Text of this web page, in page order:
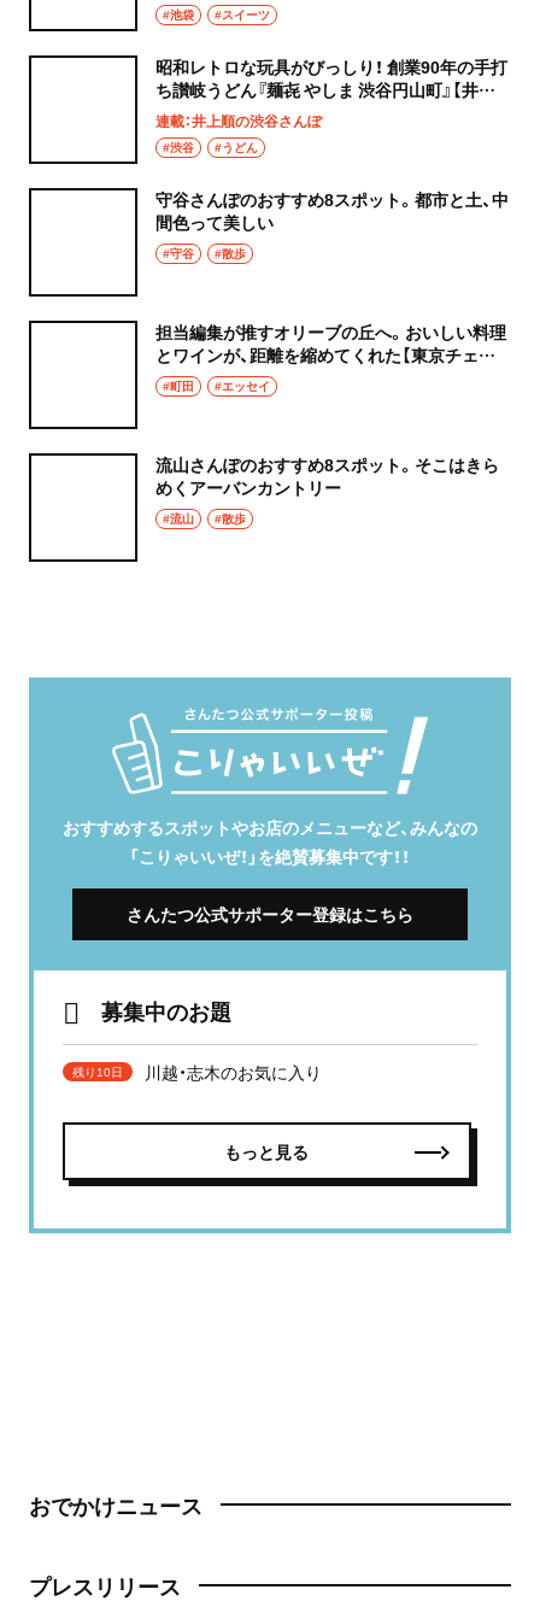
#池袋 #スイーツ
昭和レトロな玩具がびっしり！ 創業90年の手打
ち讃岐うどん『麺㐂 やしま 渋谷円山町』【井上
順の渋谷さんぽ】
連載：井上順の渋谷さんぽ
#渋谷 #うどん
守谷さんぽのおすすめ8スポット。都市と土、中
間色って美しい
#守谷 #散歩
担当編集が推すオリーブの丘へ。おいしい料理
とワインが、距離を縮めてくれた【東京チェン
飯diary】
#町田 #エッセイ
流山さんぽのおすすめ8スポット。そこはきら
めくアーバンカントリー
#流山 #散歩
おすすめするスポットやお店のメニューなど、みんなの
「こりゃいいぜ！」を絶賛募集中です！！
さんたつ公式サポーター登録はこちら
募集中のお題
残り10日 川越・志木のお気に入り
もっと見る
おでかけニュース
プレスリリース